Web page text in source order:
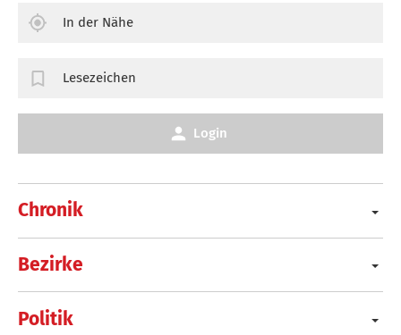
Chronik
Bezirke
Politik
In der Nähe
Lesezeichen
Login